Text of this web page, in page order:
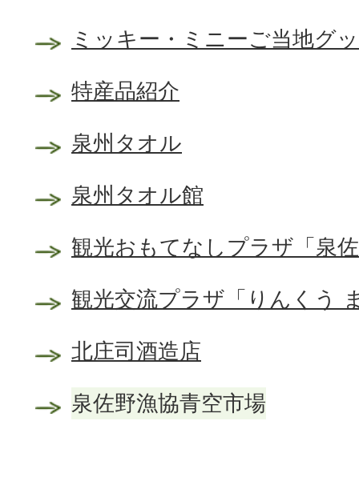
ミッキー・ミニーご当地グ
特産品紹介
泉州タオル
泉州タオル館
観光おもてなしプラザ「泉
観光交流プラザ「りんくう
北庄司酒造店
泉佐野漁協青空市場